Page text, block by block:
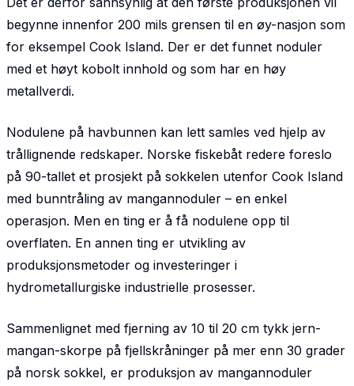
begynne innenfor 200 mils grensen til en øy-nasjon som
for eksempel Cook Island. Der er det funnet noduler
med et høyt kobolt innhold og som har en høy
metallverdi.
Nodulene på havbunnen kan lett samles ved hjelp av
trållignende redskaper. Norske fiskebåt redere foreslo
på 90-tallet et prosjekt på sokkelen utenfor Cook Island
med bunntråling av mangannoduler – en enkel
operasjon. Men en ting er å få nodulene opp til
overflaten. En annen ting er utvikling av
produksjonsmetoder og investeringer i
hydrometallurgiske industrielle prosesser.
Sammenlignet med fjerning av 10 til 20 cm tykk jern-
mangan-skorpe på fjellskråninger på mer enn 30 grader
på norsk sokkel, er produksjon av mangannoduler